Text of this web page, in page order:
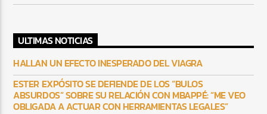
ULTIMAS NOTICIAS
HALLAN UN EFECTO INESPERADO DEL VIAGRA
ESTER EXPÓSITO SE DEFIENDE DE LOS “BULOS
ABSURDOS” SOBRE SU RELACIÓN CON MBAPPÉ: “ME VEO
OBLIGADA A ACTUAR CON HERRAMIENTAS LEGALES”